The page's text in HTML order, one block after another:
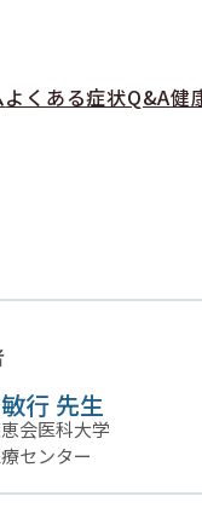
よくある症状Q&A健
行 先生
会医科大学
センター